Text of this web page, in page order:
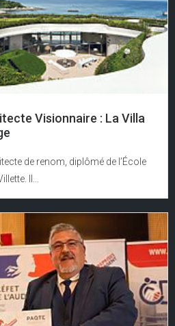
Visionnaire : La Villa
de renom, diplômé de l’École
Il...